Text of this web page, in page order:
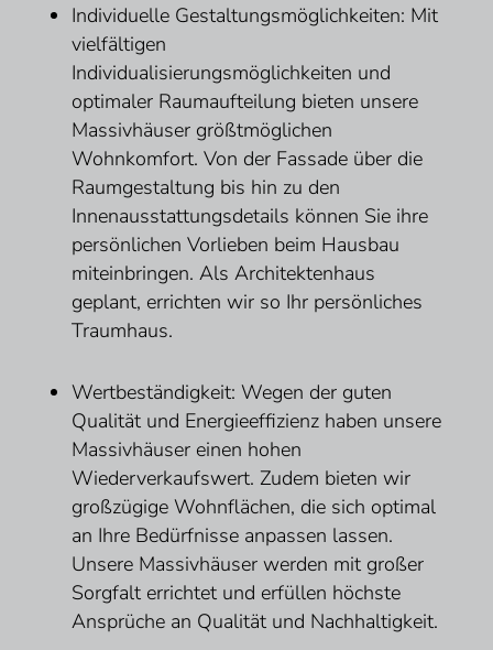
Individuelle Gestaltungsmöglichkeiten: Mit
vielfältigen
Individualisierungsmöglichkeiten und
optimaler Raumaufteilung bieten unsere
Massivhäuser größtmöglichen
Wohnkomfort. Von der Fassade über die
Raumgestaltung bis hin zu den
Innenausstattungsdetails können Sie ihre
persönlichen Vorlieben beim Hausbau
miteinbringen. Als Architektenhaus
geplant, errichten wir so Ihr persönliches
Traumhaus.
Wertbeständigkeit: Wegen der guten
Qualität und Energieeffizienz haben unsere
Massivhäuser einen hohen
Wiederverkaufswert. Zudem bieten wir
großzügige Wohnflächen, die sich optimal
an Ihre Bedürfnisse anpassen lassen.
Unsere Massivhäuser werden mit großer
Sorgfalt errichtet und erfüllen höchste
Ansprüche an Qualität und Nachhaltigkeit.